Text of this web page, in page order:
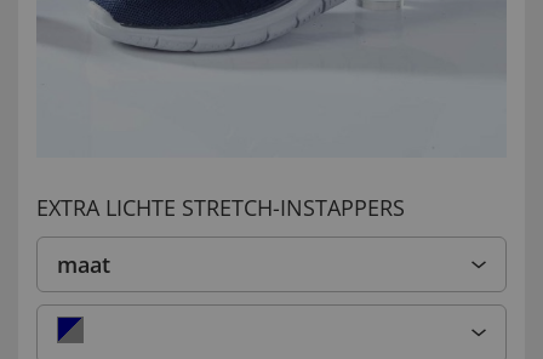
EXTRA LICHTE STRETCH-INSTAPPERS
maat